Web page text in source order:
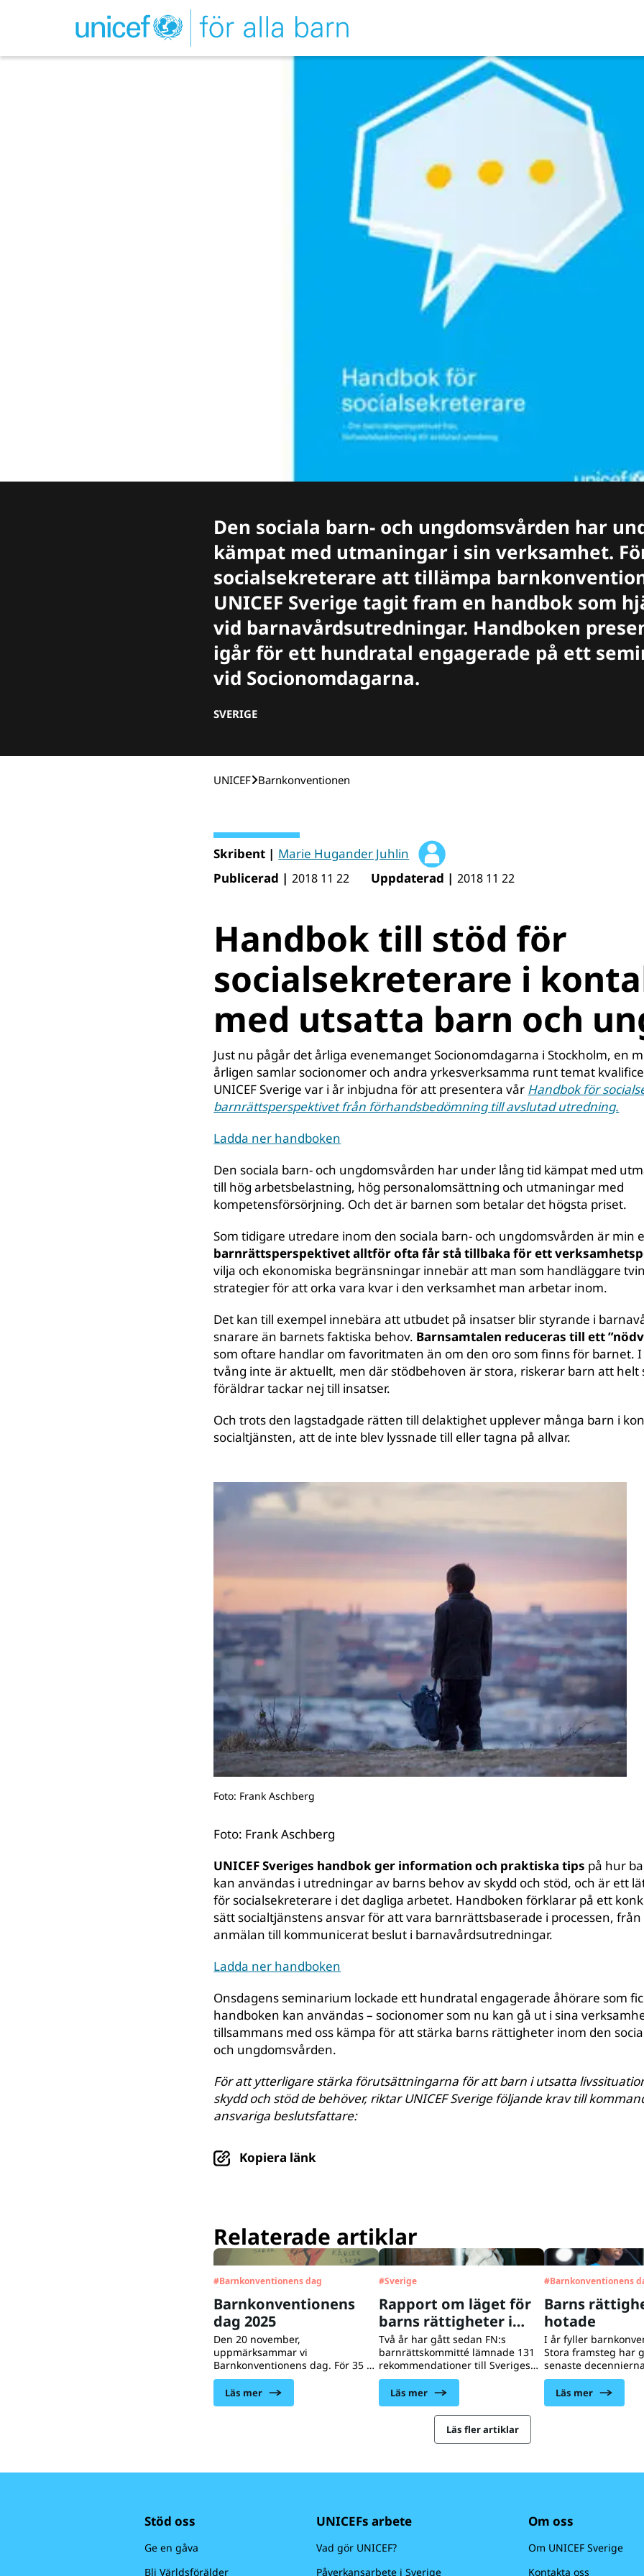
Den sociala barn- och ungdomsvården har
kämpat med utmaningar i sin verksamhet.
socialsekreterare att tillämpa
UNICEF Sverige tagit fram en handbok som
vid barnavårdsutredningar. Handboken
igår för ett hundratal engagerade på ett
vid Socionomdagarna.
SVERIGE
UNICEF Barnkonventionen
Skribent | Marie Hugander Juhlin
Publicerad | 2018 11 22 Uppdaterad | 2018 11 22
Handbok till stöd för
socialsekreterare i
med utsatta barn och
Just nu pågår det årliga evenemanget Socionomdagarna i Stockholm, en
årligen samlar socionomer och andra yrkesverksamma runt temat
UNICEF Sverige var i år inbjudna för att presentera vår Handbok för
barnrättsperspektivet från förhandsbedömning till avslutad utredning.
Ladda ner handboken
Den sociala barn- och ungdomsvården har under lång tid kämpat med
till hög arbetsbelastning, hög personalomsättning och utmaningar med
kompetensförsörjning. Och det är barnen som betalar det högsta priset.
Som tidigare utredare inom den sociala barn- och ungdomsvården är min
barnrättsperspektivet alltför ofta får stå tillbaka för ett
vilja och ekonomiska begränsningar innebär att man som handläggare
strategier för att orka vara kvar i den verksamhet man arbetar inom.
Det kan till exempel innebära att utbudet på insatser blir styrande i
snarare än barnets faktiska behov. Barnsamtalen reduceras till ett
som oftare handlar om favoritmaten än om den oro som finns för barnet.
tvång inte är aktuellt, men där stödbehoven är stora, riskerar barn att helt
föräldrar tackar nej till insatser.
Och trots den lagstadgade rätten till delaktighet upplever många barn i
socialtjänsten, att de inte blev lyssnade till eller tagna på allvar.
Foto: Frank Aschberg
Foto: Frank Aschberg
UNICEF Sveriges handbok ger information och praktiska tips på hur
kan användas i utredningar av barns behov av skydd och stöd, och är ett
för socialsekreterare i det dagliga arbetet. Handboken förklarar på ett
sätt socialtjänstens ansvar för att vara barnrättsbaserade i processen,
anmälan till kommunicerat beslut i barnavårdsutredningar.
Ladda ner handboken
Onsdagens seminarium lockade ett hundratal engagerade åhörare som
handboken kan användas – socionomer som nu kan gå ut i sina
tillsammans med oss kämpa för att stärka barns rättigheter inom den
och ungdomsvården.
För att ytterligare stärka förutsättningarna för att barn i utsatta
skydd och stöd de behöver, riktar UNICEF Sverige följande krav till
ansvariga beslutsfattare:
Kopiera länk
Relaterade artiklar
#Barnkonventionens dag
Barnkonventionens
dag 2025
Den 20 november,
uppmärksammar vi
Barnkonventionens dag. För 35 år
sedan ratificerade Sverige
barnkonventionen och sedan
2020 är den svensk lag. Trots
Läs mer
#Sverige
Rapport om läget för
barns rättigheter i
Sverige 2025
Två år har gått sedan FN:s
barnrättskommitté lämnade 131
rekommendationer till Sveriges
regering om hur myndigheter
och beslutsfattare behöver stärka
arbetet med barns rättigheter
och säkerställa att
barnkonventionen efterlevs
Läs mer
#Barnkonventionens
Barns
hotade
I år fyller
Stora framsteg har
senaste
utvecklingen
och med backat.
barns rättigheter
Läs mer
Läs fler artiklar
Stöd oss
Ge en gåva
Bli Världsförälder
UNICEFs arbete
Vad gör UNICEF?
Påverkansarbete i Sverige
Om oss
Om UNICEF Sverige
Kontakta oss